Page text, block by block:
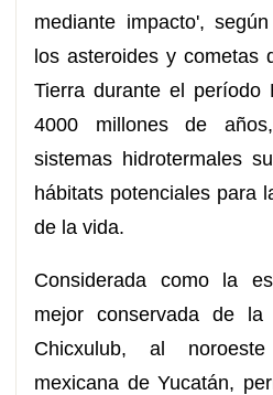
mediante impacto',
los asteroides y cometas
Tierra durante el período
4000 millones de
sistemas hidrotermales
hábitats potenciales para
de la vida.
Considerada como la
mejor conservada de
Chicxulub, al
mexicana de Yucatán,